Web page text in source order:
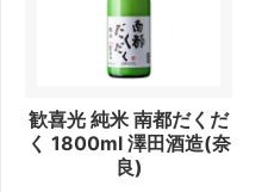
歓喜光 純米 南都だくだ
く 1800ml 澤田酒造(奈
良)